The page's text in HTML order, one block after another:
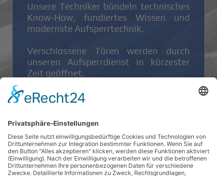
Unsere Techniker bündeln technisches
Know-How, fundiertes Wissen und
modernste Aufsperrtechnik.
Verschlossene Türen werden durch
unseren Aufsperrdienst in kürzester
Zeit geöffnet.
Täglich machen wir für Gerichte,
Sachverständige, Hausverwaltungen
Objekte wieder zugänglich.
Auf uns können Sie sich sicher
verlassen!